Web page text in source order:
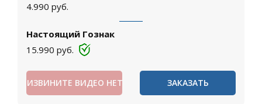
4.990 руб.
Настоящий Гознак
15.990 руб.
ИЗВИНИТЕ ВИДЕО НЕТ ЗАКАЗАТЬ